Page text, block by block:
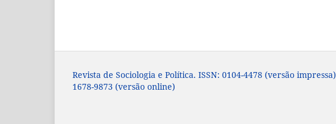
Revista de Sociologia e Política. ISSN: 0104-4478 (versão impressa)
1678-9873 (versão online)